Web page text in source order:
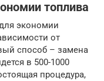
топлива
экономии
от
способ – замена
в 500-1000
процедура,